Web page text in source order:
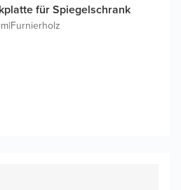
für Spiegelschrank
|Furnierholz